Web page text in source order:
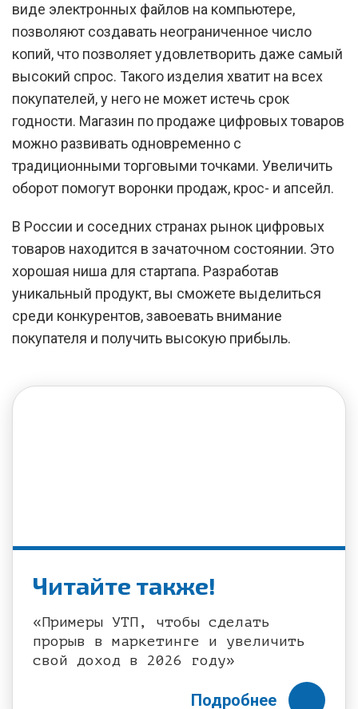
виде электронных файлов на компьютере,
позволяют создавать неограниченное число
копий, что позволяет удовлетворить даже самый
высокий спрос. Такого изделия хватит на всех
покупателей, у него не может истечь срок
годности. Магазин по продаже цифровых товаров
можно развивать одновременно с
традиционными торговыми точками. Увеличить
оборот помогут воронки продаж, крос- и апсейл.
В России и соседних странах рынок цифровых
товаров находится в зачаточном состоянии. Это
хорошая ниша для стартапа. Разработав
уникальный продукт, вы сможете выделиться
среди конкурентов, завоевать внимание
покупателя и получить высокую прибыль.
Читайте также!
«Примеры УТП, чтобы сделать
прорыв в маркетинге и увеличить
свой доход в 2026 году»
Подробнее